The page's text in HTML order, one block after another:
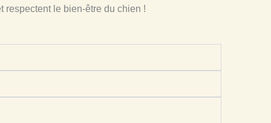
respectent le bien-être du chien !